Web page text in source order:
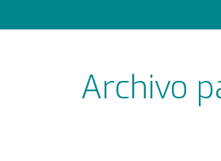
Archivo